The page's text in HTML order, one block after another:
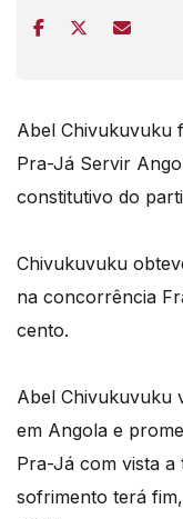
Abel Chivukuvuku
Pra-Já Servir
constitutivo do
Chivukuvuku
na concorrência
cento.
Abel Chivukuvuku
em Angola e
Pra-Já com vista
sofrimento terá